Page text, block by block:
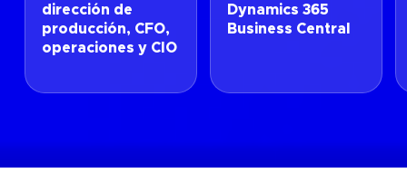
dirección de
producción, CFO,
operaciones y CIO
Dynamics 365
Business Central